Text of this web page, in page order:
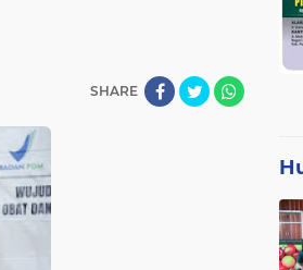
SHARE